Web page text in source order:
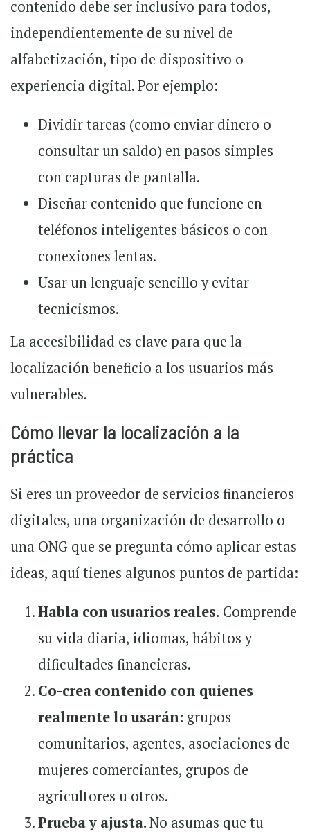
contenido debe ser inclusivo para todos,
independientemente de su nivel de
alfabetización, tipo de dispositivo o
experiencia digital. Por ejemplo:
Dividir tareas (como enviar dinero o
consultar un saldo) en pasos simples
con capturas de pantalla.
Diseñar contenido que funcione en
teléfonos inteligentes básicos o con
conexiones lentas.
Usar un lenguaje sencillo y evitar
tecnicismos.
La accesibilidad es clave para que la
localización beneficio a los usuarios más
vulnerables.
Cómo llevar la localización a la
práctica
Si eres un proveedor de servicios financieros
digitales, una organización de desarrollo o
una ONG que se pregunta cómo aplicar estas
ideas, aquí tienes algunos puntos de partida:
Habla con usuarios reales. Comprende
su vida diaria, idiomas, hábitos y
dificultades financieras.
Co-crea contenido con quienes
realmente lo usarán: grupos
comunitarios, agentes, asociaciones de
mujeres comerciantes, grupos de
agricultores u otros.
Prueba y ajusta.No asumas que tu